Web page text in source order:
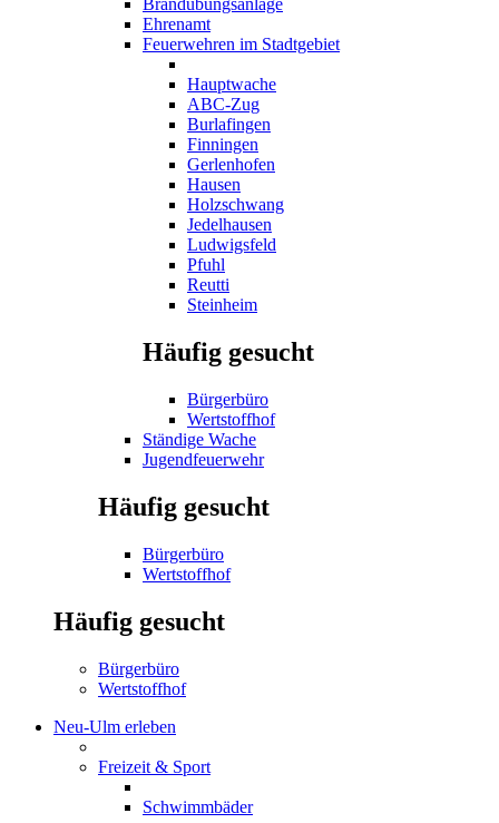
Brandübungsanlage
Ehrenamt
Feuerwehren im Stadtgebiet
Hauptwache
ABC-Zug
Burlafingen
Finningen
Gerlenhofen
Hausen
Holzschwang
Jedelhausen
Ludwigsfeld
Pfuhl
Reutti
Steinheim
Häufig gesucht
Bürgerbüro
Wertstoffhof
Ständige Wache
Jugendfeuerwehr
Häufig gesucht
Bürgerbüro
Wertstoffhof
Häufig gesucht
Bürgerbüro
Wertstoffhof
Neu-Ulm erleben
Freizeit & Sport
Schwimmbäder